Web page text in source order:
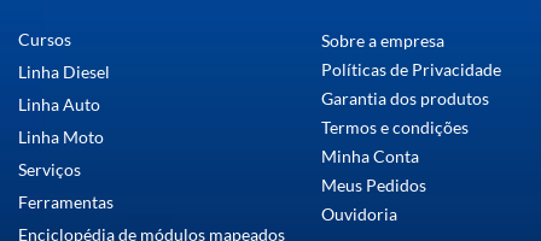
Cursos
Linha Diesel
Linha Auto
Linha Moto
Serviços
Ferramentas
Enciclopédia de módulos mapeados
Sobre a empresa
Políticas de Privacidade
Garantia dos produtos
Termos e condições
Minha Conta
Meus Pedidos
Ouvidoria